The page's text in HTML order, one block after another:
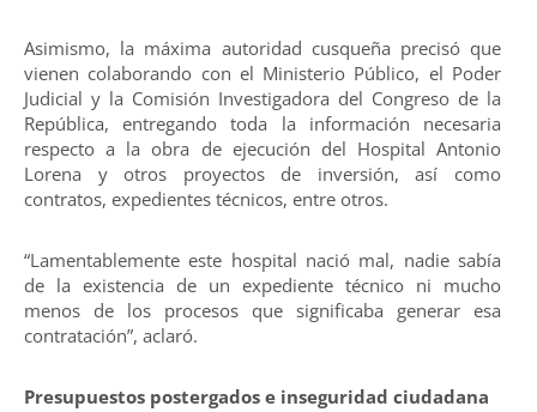
Asimismo, la máxima autoridad cusqueña precisó que
vienen colaborando con el Ministerio Público, el Poder
Judicial y la Comisión Investigadora del Congreso de la
República, entregando toda la información necesaria
respecto a la obra de ejecución del Hospital Antonio
Lorena y otros proyectos de inversión, así como
contratos, expedientes técnicos, entre otros.
“Lamentablemente este hospital nació mal, nadie sabía
de la existencia de un expediente técnico ni mucho
menos de los procesos que significaba generar esa
contratación”, aclaró.
Presupuestos postergados e inseguridad ciudadana